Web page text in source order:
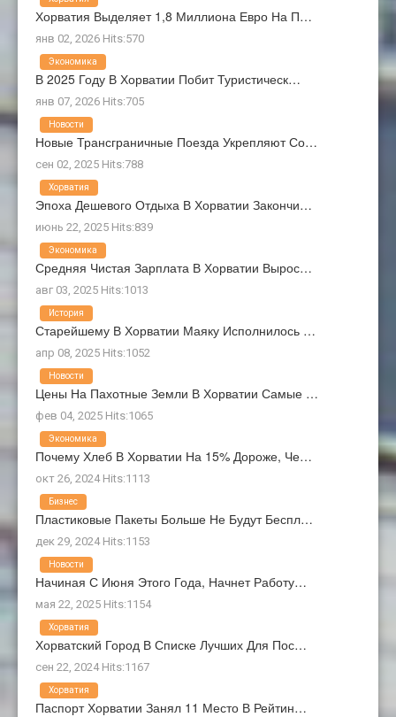
Хорватия Выделяет 1,8 Миллиона Евро На П…
янв 02, 2026 Hits:570
В 2025 Году В Хорватии Побит Туристическ…
янв 07, 2026 Hits:705
Экономика
Новые Трансграничные Поезда Укрепляют Со…
сен 02, 2025 Hits:788
Новости
Эпоха Дешевого Отдыха В Хорватии Закончи…
июнь 22, 2025 Hits:839
Хорватия
Средняя Чистая Зарплата В Хорватии Вырос…
авг 03, 2025 Hits:1013
Экономика
Старейшему В Хорватии Маяку Исполнилось …
апр 08, 2025 Hits:1052
История
Цены На Пахотные Земли В Хорватии Самые …
фев 04, 2025 Hits:1065
Новости
Почему Хлеб В Хорватии На 15% Дороже, Че…
окт 26, 2024 Hits:1113
Экономика
Пластиковые Пакеты Больше Не Будут Беспл…
дек 29, 2024 Hits:1153
Бизнес
Начиная С Июня Этого Года, Начнет Работу…
мая 22, 2025 Hits:1154
Новости
Хорватский Город В Списке Лучших Для Пос…
сен 22, 2024 Hits:1167
Хорватия
Паспорт Хорватии Занял 11 Место В Рейтин…
Хорватия